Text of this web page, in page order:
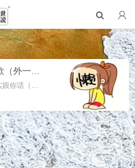
亲家，亲家 你坐上，我坐下 老老实实跟你话（说） 话什哩？ 话你家女 头不梳，面不洗 ...